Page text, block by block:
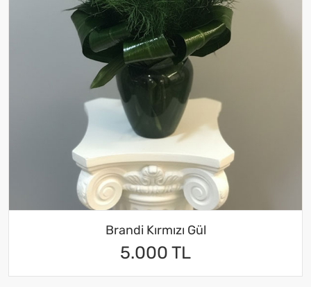
Brandi Kırmızı Gül
5.000 TL